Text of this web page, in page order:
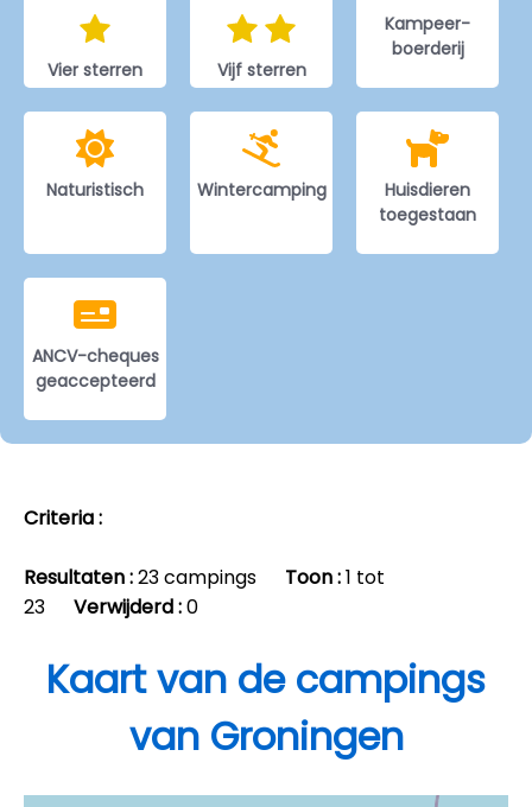
Vier sterren Vijf sterren
Kampeer-
boerderij
Naturistisch Wintercamping
Huisdieren
toegestaan
ANCV-cheques
geaccepteerd
Criteria :
Resultaten :23 campings Toon :1 tot
23 Verwijderd :0
Kaart van de campings
van Groningen